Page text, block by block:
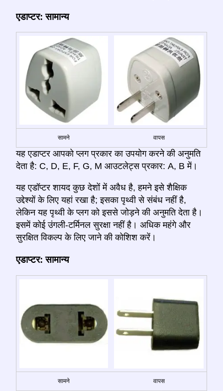
एडाप्टर: सामान्य
सामने वापस
यह एडाप्टर आपको प्लग प्रकार का उपयोग करने की अनुमति
देता है: C, D, E, F, G, M आउटलेट्स प्रकार: A, B में।
यह एडॉप्टर शायद कुछ देशों में अवैध है, हमने इसे शैक्षिक
उद्देश्यों के लिए यहां रखा है; इसका पृथ्वी से संबंध नहीं है,
लेकिन यह पृथ्वी के प्लग को इससे जोड़ने की अनुमति देता है।
इसमें कोई उंगली-टर्मिनल सुरक्षा नहीं है। अधिक महंगे और
सुरक्षित विकल्प के लिए जाने की कोशिश करें।
एडाप्टर: सामान्य
सामने वापस